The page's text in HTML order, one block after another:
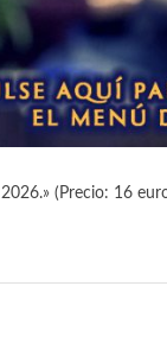
(Precio: 16